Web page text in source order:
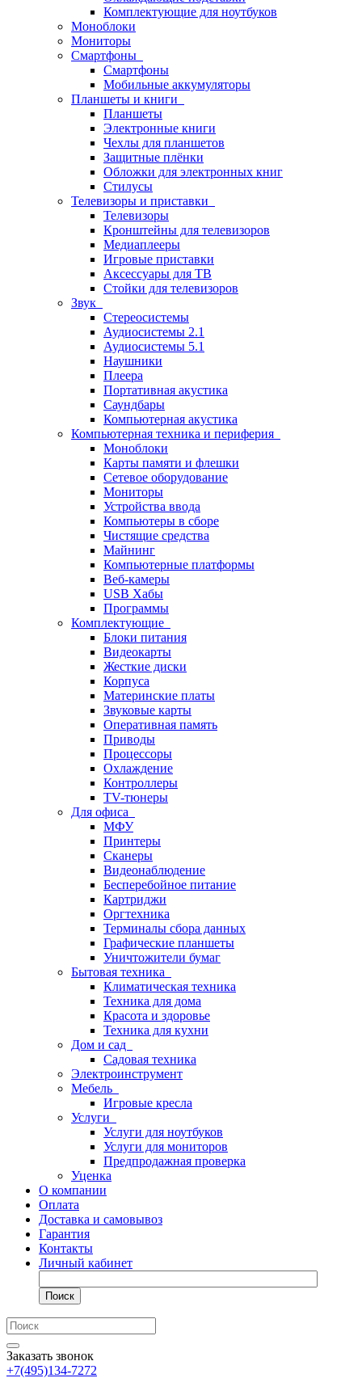
Комплектующие для ноутбуков
Моноблоки
Мониторы
Смартфоны
Смартфоны
Мобильные аккумуляторы
Планшеты и книги
Планшеты
Электронные книги
Чехлы для планшетов
Защитные плёнки
Обложки для электронных книг
Стилусы
Телевизоры и приставки
Телевизоры
Кронштейны для телевизоров
Медиаплееры
Игровые приставки
Аксессуары для ТВ
Стойки для телевизоров
Звук
Стереосистемы
Аудиосистемы 2.1
Аудиосистемы 5.1
Наушники
Плеера
Портативная акустика
Саундбары
Компьютерная акустика
Компьютерная техника и периферия
Моноблоки
Карты памяти и флешки
Сетевое оборудование
Мониторы
Устройства ввода
Компьютеры в сборе
Чистящие средства
Майнинг
Компьютерные платформы
Веб-камеры
USB Хабы
Программы
Комплектующие
Блоки питания
Видеокарты
Жесткие диски
Корпуса
Материнские платы
Звуковые карты
Оперативная память
Приводы
Процессоры
Охлаждение
Контроллеры
TV-тюнеры
Для офиса
МФУ
Принтеры
Сканеры
Видеонаблюдение
Бесперебойное питание
Картриджи
Оргтехника
Терминалы сбора данных
Графические планшеты
Уничтожители бумаг
Бытовая техника
Климатическая техника
Техника для дома
Красота и здоровье
Техника для кухни
Дом и сад
Садовая техника
Электроинструмент
Мебель
Игровые кресла
Услуги
Услуги для ноутбуков
Услуги для мониторов
Предпродажная проверка
Уценка
О компании
Оплата
Доставка и самовывоз
Гарантия
Контакты
Личный кабинет
Поиск
Заказать звонок
+7(495)134-7272